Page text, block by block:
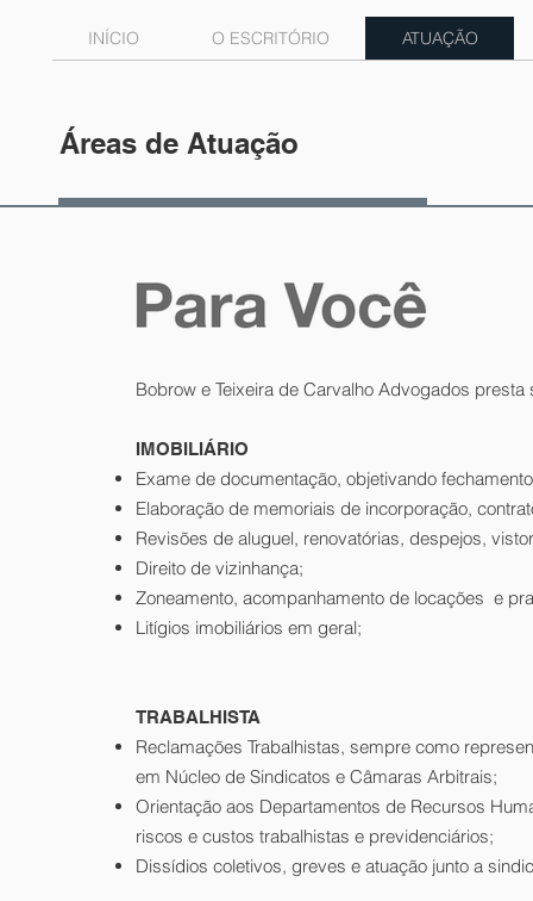
INÍCIO O ESCRITÓRIO ATUAÇÃO
Áreas de Atuação
Bobrow e Teixeira de Carvalho Advogados
IMOBILIÁRIO
Exame de documentação, objetivando
Elaboração de memoriais de incorporação,
Revisões de aluguel, renovatórias, despejos,
Direito de vizinhança;
Zoneamento, acompanhamento de locações e
Litígios imobiliários em geral;
TRABALHISTA
Reclamações Trabalhistas, sempre como
em Núcleo de Sindicatos e Câmaras Arbitrais;
Orientação aos Departamentos de Recursos
riscos e custos trabalhistas e previdenciários;
Dissídios coletivos, greves e atuação junto a